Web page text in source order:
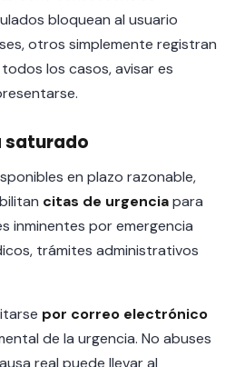
bloquean al usuario
otros simplemente registran
los casos, avisar es
saturado
en plazo razonable,
citas de urgenciapara
inminentes por emergencia
trámites administrativos
por correo electrónico
de la urgencia. No abuses
real puede llevar al